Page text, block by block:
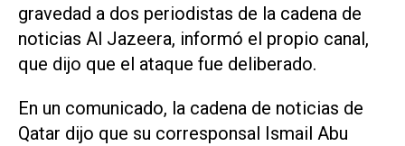
gravedad a dos periodistas de la cadena de
noticias Al Jazeera, informó el propio canal,
que dijo que el ataque fue deliberado.
En un comunicado, la cadena de noticias de
Qatar dijo que su corresponsal Ismail Abu